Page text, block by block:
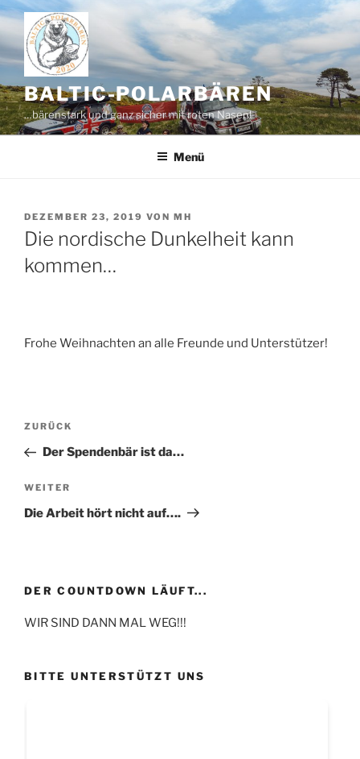
Zum
Inhalt
springen
BALTIC-POLARBÄREN
…bärenstark und ganz sicher mit roten Nasen!
Menü
VERÖFFENTLICHT
AM
DEZEMBER 23, 2019 VON MH
Die nordische Dunkelheit kann
kommen…
Frohe Weihnachten an alle Freunde und Unterstützer!
Beitragsnavigation
Vorheriger
Beitrag
ZURÜCK
Der Spendenbär ist da…
Nächster
Beitrag
WEITER
Die Arbeit hört nicht auf….
DER COUNTDOWN LÄUFT...
WIR SIND DANN MAL WEG!!!
BITTE UNTERSTÜTZT UNS